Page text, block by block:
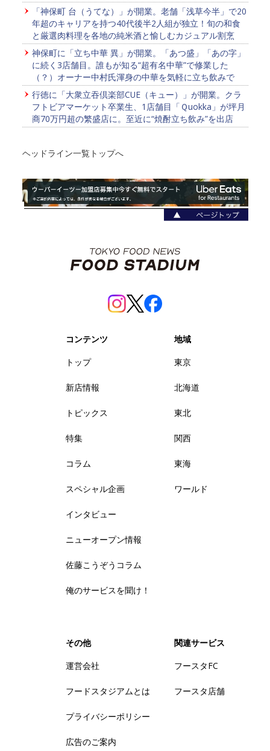
「神保町 台（うてな）」が開業。老舗「浅草今半」で20
年超のキャリアを持つ40代後半2人組が独立！旬の和食
と厳選肉料理を各地の純米酒と愉しむカジュアル割烹
神保町に「立ち中華 異」が開業。「あつ盛」「あの字」
に続く3店舗目。誰もが知る“超有名中華”で修業した
（？）オーナー中村氏渾身の中華を気軽に立ち飲みで
行徳に「大衆立吞倶楽部CUE（キュー）」が開業。クラ
フトビアマーケット卒業生、1店舗目「Ｑuokka」が坪月
商70万円超の繁盛店に。至近に“焼酎立ち飲み”を出店
ヘッドライン一覧トップへ
コンテンツ
トップ
新店情報
トピックス
特集
コラム
スペシャル企画
インタビュー
ニューオープン情報
佐藤こうぞうコラム
俺のサービスを聞け！
地域
東京
北海道
東北
関西
東海
ワールド
その他
運営会社
フードスタジアムとは
プライバシーポリシー
広告のご案内
関連サービス
フースタFC
フースタ店舗